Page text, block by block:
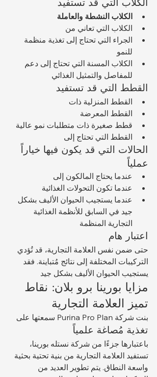
الكلاب النشطة والعاملة
الكلاب التي تعاني من
الجراء التي تحتاج إلى تغذية منظمة
للنمو
الكلاب المسنة التي تحتاج إلى دعم
للمفاصل والتمثيل الغذائي
القطط التي قد تستفيد
القطط المنزلية ذات
القطط المعرضة
قطط صغيرة ذات متطلبات نمو عالية
القطط التي تحتاج إلى
الحالات التي قد يكون فيها خياراً
عملياً
عندما يحتاج المالكون إلى
عندما تكون التحولات الغذائية
عندما يستجيب الحيوان الأليف بشكل
جيد في السابق للأنظمة الغذائية
التجارية المنظمة
اعتبار هام
حتى ضمن نفس العلامة التجارية، قد تُؤدي
التركيبات المختلفة إلى نتائج مُتباينة. فقد
يستجيب الحيوان الأليف بشكل جيد
مزايا بورينا برو بلان: نقاط
تميز العلامة التجارية
بنت شركة Purina Pro Plan سمعتها على
تغذية مُصاغة علمياً
باعتبارها جزءًا من شركة نستله بورينا،
تستفيد العلامة التجارية من بنية تحتية بحثية
واسعة النطاق. يتم تطوير العديد من